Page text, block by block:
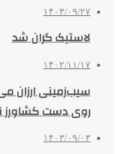
۱۴۰۳/۰۹/۲۷
لاستیک گران شد
۱۴۰۲/۱۱/۱۷
سیب‌زمینی
روی دست کشاورز
۱۴۰۳/۰۹/۰۳